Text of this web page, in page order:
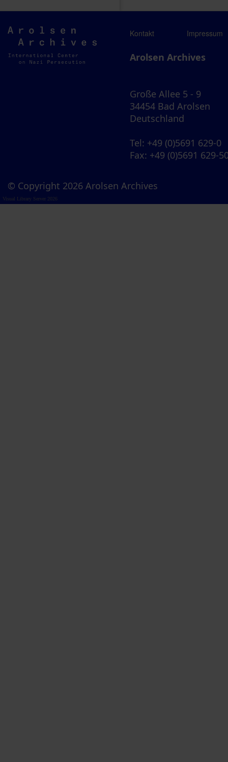
Arolsen
Archives
Kontakt Impressum
Arolsen Archives
Große Allee 5 - 9
34454 Bad Arolsen
Deutschland
Tel: +49 (0)5691 629-0
Fax: +49 (0)5691 629-
© Copyright 2026 Arolsen Archives
Visual Library Server 2026